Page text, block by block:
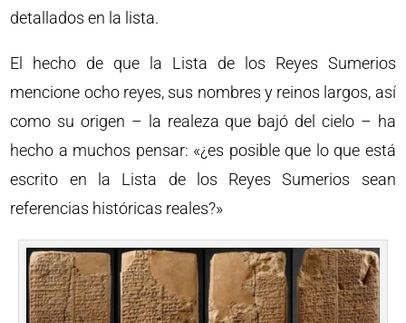
detallados en la lista.
El hecho de que la Lista de los Reyes Sumerios
mencione ocho reyes, sus nombres y reinos largos, así
como su origen – la realeza que bajó del cielo – ha
hecho a muchos pensar: «¿es posible que lo que está
escrito en la Lista de los Reyes Sumerios sean
referencias históricas reales?»